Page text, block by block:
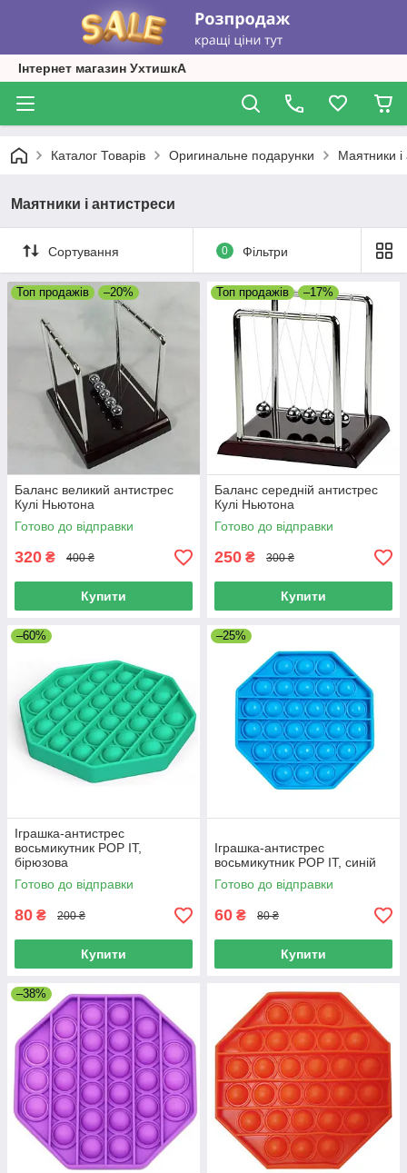
Інтернет магазин УхтишкА
Каталог Товарів Оригинальне подарунки Маятники і
Маятники і антистреси
Сортування 0 Фільтри
Топ продажів –20%
Баланс великий антистрес
Кулі Ньютона
Готово до відправки
320 ₴ 400 ₴
Купити
Топ продажів –17%
Баланс середній антистрес
Кулі Ньютона
Готово до відправки
250 ₴ 300 ₴
Купити
–60%
Іграшка-антистрес
восьмикутник POP IT,
бірюзова
Готово до відправки
80 ₴ 200 ₴
Купити
–25%
Іграшка-антистрес
восьмикутник POP IT, синій
Готово до відправки
60 ₴ 80 ₴
Купити
–38%